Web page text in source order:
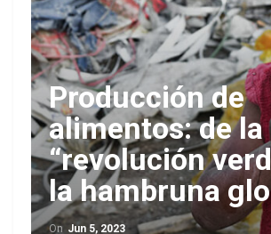
Producción de
alimentos: de la
“revolución
la hambruna
On Jun 5, 2023